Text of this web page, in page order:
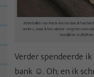
Bitterballen van Parck Amsterdam. Ik had
anders, maar ik ben alweer vergeten wat
heerlijk! De
Verder spendeerde
bank ☺. Oh; en ik